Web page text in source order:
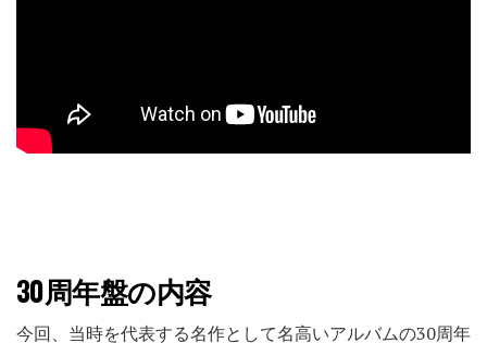
30周年盤の内容
今回、当時を代表する名作として名高いアルバムの30周年